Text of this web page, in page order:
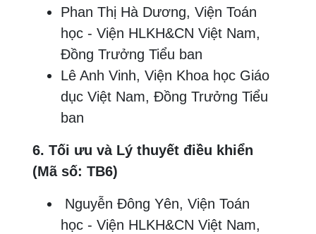
Phan Thị Hà Dương, Viện Toán
học - Viện HLKH&CN Việt Nam,
Đồng Trưởng Tiểu ban
Lê Anh Vinh, Viện Khoa học Giáo
dục Việt Nam, Đồng Trưởng Tiểu
ban
6.Tối ưu và Lý thuyết điều khiển
(Mã số: TB6)
Nguyễn Đông Yên, Viện Toán
học - Viện HLKH&CN Việt Nam,